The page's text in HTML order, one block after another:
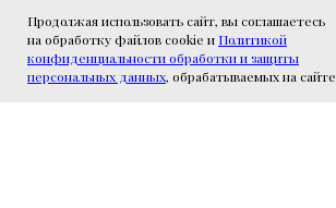
Продолжая использовать сайт, вы соглашаетесь
на обработку файлов cookie и Политикой
конфиденциальности обработки и защиты
персональных данных, обрабатываемых на сайте